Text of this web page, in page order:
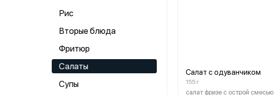
Рис
Вторые блюда
Фритюр
Салаты
Супы
Салат с одуванчиком
155 г
салат фризе с острой смесью